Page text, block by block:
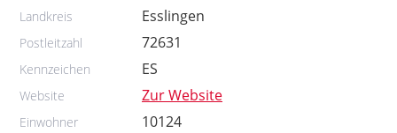
Landkreis Esslingen
Postleitzahl 72631
Kennzeichen ES
Website Zur Website
Einwohner 10124